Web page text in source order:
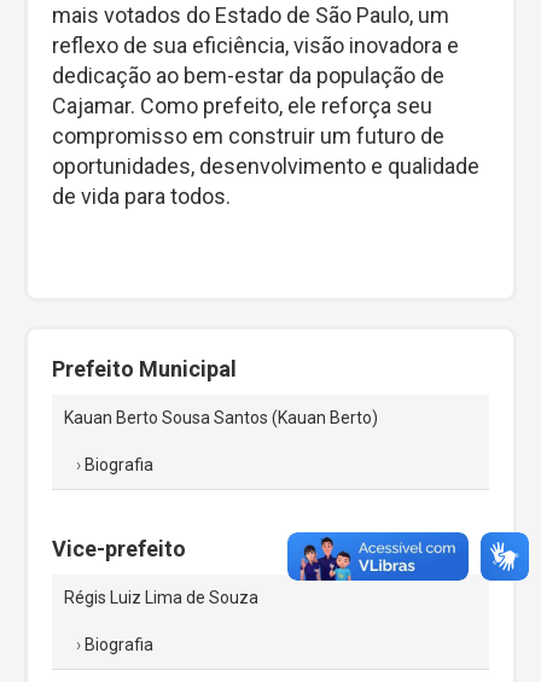
mais votados do Estado de São Paulo, um
reflexo de sua eficiência, visão inovadora e
dedicação ao bem-estar da população de
Cajamar. Como prefeito, ele reforça seu
compromisso em construir um futuro de
oportunidades, desenvolvimento e qualidade
de vida para todos.
Prefeito Municipal
Kauan Berto Sousa Santos (Kauan Berto)
Biografia
Vice-prefeito
Régis Luiz Lima de Souza
Biografia